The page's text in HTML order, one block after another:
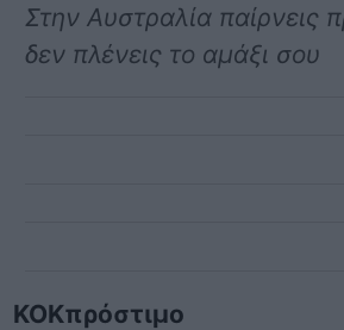
Στην Αυστραλία παίρνεις
δεν πλένεις το αμάξι σου
ΚΟΚπρόστιμο